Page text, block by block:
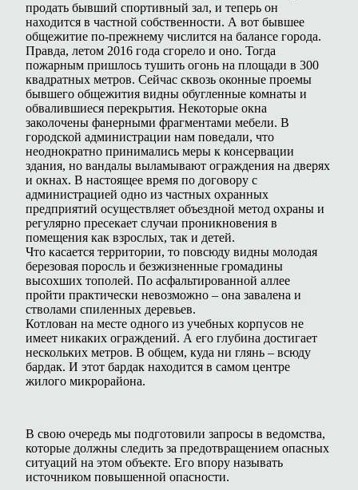
продать бывший спортивный зал, и теперь он
находится в частной собственности. А вот бывшее
общежитие по-прежнему числится на балансе города.
Правда, летом 2016 года сгорело и оно. Тогда
пожарным пришлось тушить огонь на площади в 300
квадратных метров. Сейчас сквозь оконные проемы
бывшего общежития видны обугленные комнаты и
обвалившиеся перекрытия. Некоторые окна
заколочены фанерными фрагментами мебели. В
городской администрации нам поведали, что
неоднократно принимались меры к консервации
здания, но вандалы выламывают ограждения на дверях
и окнах. В настоящее время по договору с
администрацией одно из частных охранных
предприятий осуществляет объездной метод охраны и
регулярно пресекает случаи проникновения в
помещения как взрослых, так и детей.
Что касается территории, то повсюду видны молодая
березовая поросль и безжизненные громадины
высохших тополей. По асфальтированной аллее
пройти практически невозможно – она завалена и
стволами спиленных деревьев.
Котлован на месте одного из учебных корпусов не
имеет никаких ограждений. А его глубина достигает
нескольких метров. В общем, куда ни глянь – всюду
бардак. И этот бардак находится в самом центре
жилого микрорайона.
В свою очередь мы подготовили запросы в ведомства,
которые должны следить за предотвращением опасных
ситуаций на этом объекте. Его впору называть
источником повышенной опасности.